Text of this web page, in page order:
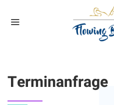
Terminanfrage